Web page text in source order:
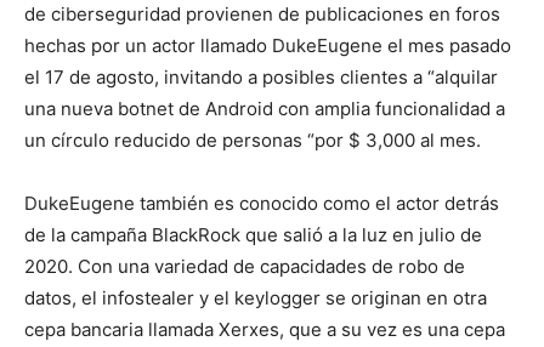
de ciberseguridad provienen de publicaciones en foros
hechas por un actor llamado DukeEugene el mes pasado
el 17 de agosto, invitando a posibles clientes a “alquilar
una nueva botnet de Android con amplia funcionalidad a
un círculo reducido de personas “por $ 3,000 al mes.
DukeEugene también es conocido como el actor detrás
de la campaña BlackRock que salió a la luz en julio de
2020. Con una variedad de capacidades de robo de
datos, el infostealer y el keylogger se originan en otra
cepa bancaria llamada Xerxes, que a su vez es una cepa